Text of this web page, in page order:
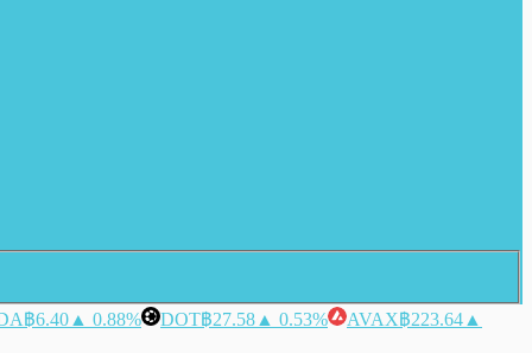
฿6.40 ▲ 0.88% DOT฿27.58 ▲ 0.53% AVAX฿223.64 ▲